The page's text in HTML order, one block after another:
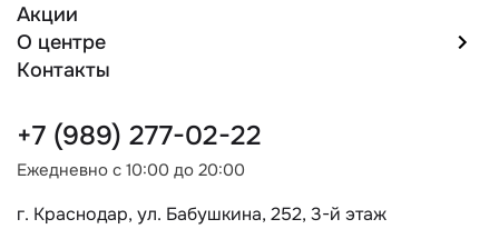
Акции
О центре
Контакты
+7 (989) 277-02-22
Ежедневно с 10:00 до 20:00
г. Краснодар, ул. Бабушкина, 252, 3-й этаж